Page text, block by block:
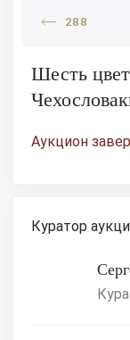
288
Шесть
Аукцион
Куратор